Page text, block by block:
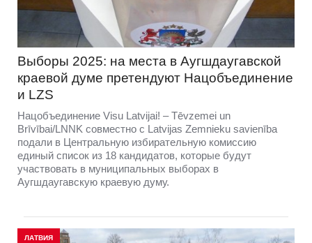
Выборы 2025: на места в Аугшдаугавской
краевой думе претендуют Нацобъединение
и LZS
Нацобъединение Visu Latvijai! – Tēvzemei un
Brīvībai/LNNK совместно с Latvijas Zemnieku savienība
подали в Центральную избирательную комиссию
единый список из 18 кандидатов, которые будут
участвовать в муниципальных выборах в
Аугшдаугавскую краевую думу.
ЛАТВИЯ